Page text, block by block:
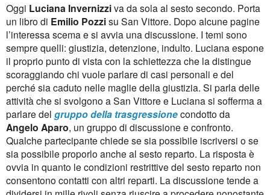
Oggi Luciana Invernizziva da sola al sesto secondo. Porta
un libro di Emilio Pozzisu San Vittore. Dopo alcune pagine
l’interessa scema e si avvia una discussione. I temi sono
sempre quelli: giustizia, detenzione, indulto. Luciana espone
il proprio punto di vista con la schiettezza che la distingue
scoraggiando chi vuole parlare di casi personali e del
perché sia caduto nelle maglie della giustizia. Si parla delle
attività che si svolgono a San Vittore e Luciana si sofferma a
parlare del gruppo della trasgressionecondotto da
Angelo Aparo, un gruppo di discussione e confronto.
Qualche partecipante chiede se sia possibile iscriversi o se
sia possibile proporlo anche al sesto reparto. La risposta è
ovvia in quanto le condizioni restrittive del sesto reparto non
consentono contatti con altri reparti. La discussione tende a